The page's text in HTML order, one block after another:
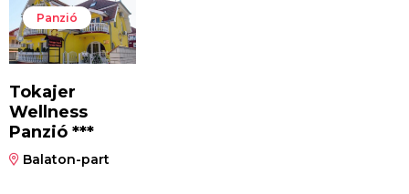
Panzió
Tokajer
Wellness
Panzió ***
Balaton-part